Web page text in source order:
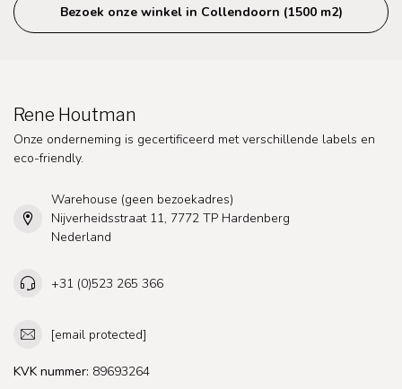
Bezoek onze winkel in Collendoorn (1500 m2)
Rene Houtman
Onze onderneming is gecertificeerd met verschillende labels en
eco-friendly.
Warehouse (geen bezoekadres)
Nijverheidsstraat 11, 7772 TP Hardenberg
Nederland
+31 (0)523 265 366
[email protected]
KVK nummer: 89693264